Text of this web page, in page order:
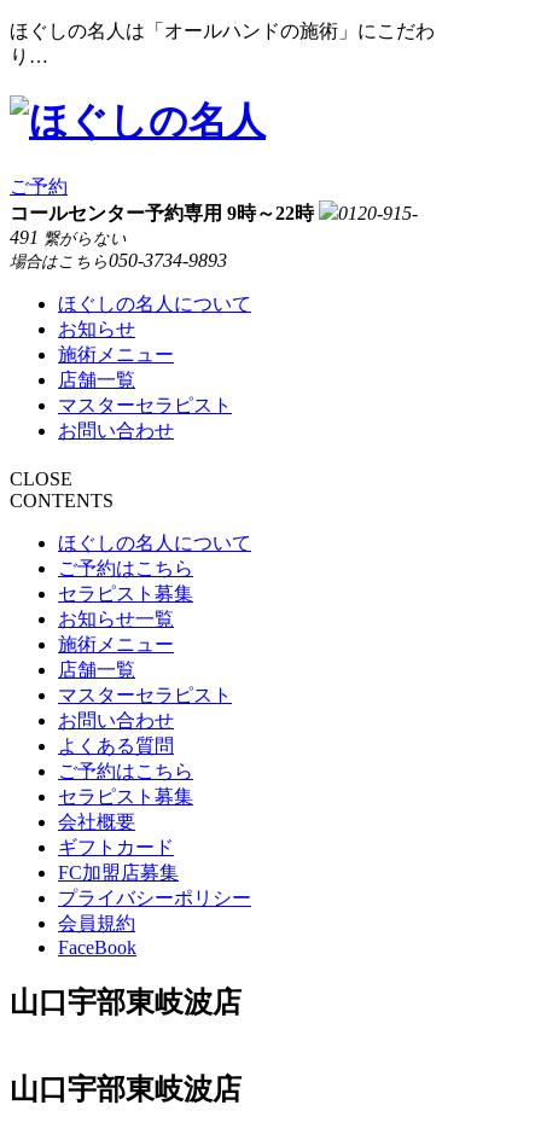
ほぐしの名人は「オールハンドの施術」にこだわ
り…
ご予約
コールセンター予約専用 9時～22時
0120-915-
491 繋がらない
場合はこちら050-3734-9893
ほぐしの名人について
お知らせ
施術メニュー
店舗一覧
マスターセラピスト
お問い合わせ
CLOSE
CONTENTS
ほぐしの名人について
ご予約はこちら
セラピスト募集
お知らせ一覧
施術メニュー
店舗一覧
マスターセラピスト
お問い合わせ
よくある質問
ご予約はこちら
セラピスト募集
会社概要
ギフトカード
FC加盟店募集
プライバシーポリシー
会員規約
FaceBook
山口宇部東岐波店
山口宇部東岐波店